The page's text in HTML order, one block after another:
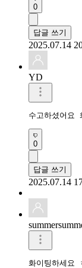
0
답글 쓰기
2025.07.14
YD
수고하셨어요
0
답글 쓰기
2025.07.14
화이팅하세요